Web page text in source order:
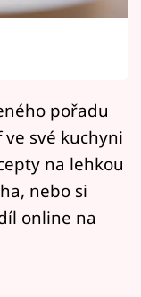
pořadu
ve své kuchyni
na lehkou
nebo si
online na